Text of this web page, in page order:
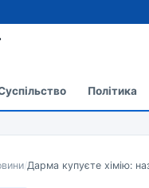
Політика
/Дарма купуєте хімію: